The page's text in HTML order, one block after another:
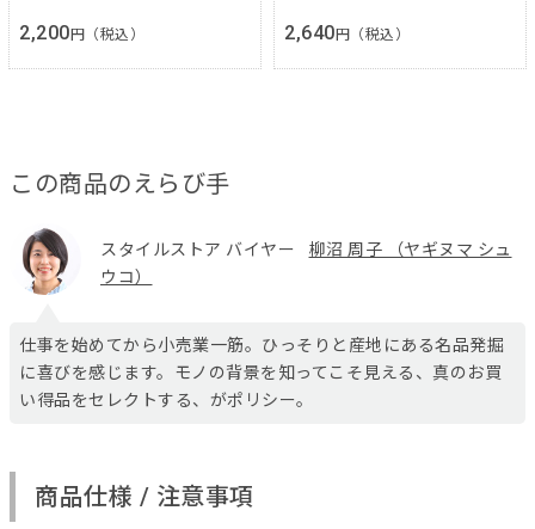
2,200 円（税込） 2,640 円（税込）
この商品のえらび手
スタイルストア バイヤー
柳沼 周子 （ヤギヌマ シュ
ウコ）
仕事を始めてから小売業一筋。ひっそりと産地にある名品発掘
に喜びを感じます。モノの背景を知ってこそ見える、真のお買
い得品をセレクトする、がポリシー。
商品仕様 / 注意事項